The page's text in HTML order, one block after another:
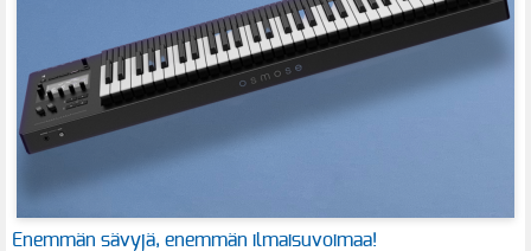
Enemmän sävyjä, enemmän ilmaisuvoimaa!